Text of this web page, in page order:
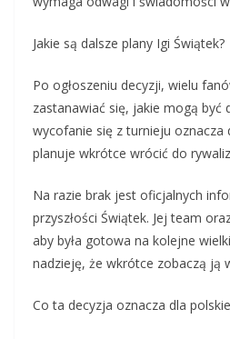
Jakie są dalsze plany Igi Świątek?
Po ogłoszeniu decyzji, wielu
zastanawiać się, jakie mogą być
wycofanie się z turnieju oznacza
planuje wkrótce wrócić do
Na razie brak jest oficjalnych
przyszłości Świątek. Jej team
aby była gotowa na kolejne
nadzieję, że wkrótce zobaczą ją
Co ta decyzja oznacza dla